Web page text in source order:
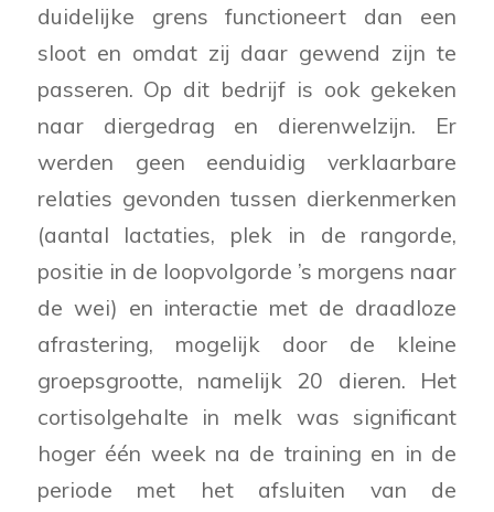
duidelijke grens functioneert dan een
sloot en omdat zij daar gewend zijn te
passeren. Op dit bedrijf is ook gekeken
naar diergedrag en dierenwelzijn. Er
werden geen eenduidig verklaarbare
relaties gevonden tussen dierkenmerken
(aantal lactaties, plek in de rangorde,
positie in de loopvolgorde ’s morgens naar
de wei) en interactie met de draadloze
afrastering, mogelijk door de kleine
groepsgrootte, namelijk 20 dieren. Het
cortisolgehalte in melk was significant
hoger één week na de training en in de
periode met het afsluiten van de